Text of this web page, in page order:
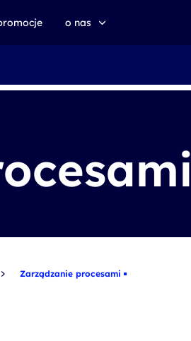
o nas
zrównoważony rozwój
Zarządzanie procesami